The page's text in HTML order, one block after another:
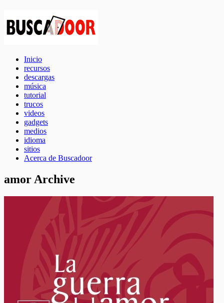
Inicio
recursos
descargas
música
tutorial
trucos
videos
gadgets
medios
idioma
sitios
Acerca de Buscadoor
amor Archive